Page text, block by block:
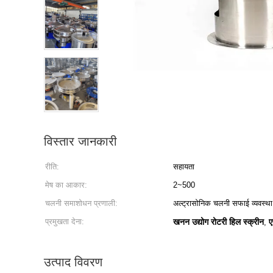
विस्तार जानकारी
रीति:
सहायता
मेष का आकार:
2~500
चलनी समाशोधन प्रणाली:
अल्ट्रासोनिक चलनी सफाई व्यवस्था
प्रमुखता देना:
खनन उद्योग रोटरी हिल स्क्रीन,
उत्पाद विवरण